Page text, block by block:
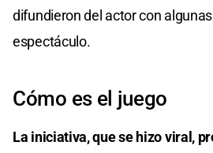
difundieron del actor con
espectáculo.
Cómo es el juego
La iniciativa, que se hizo viral,